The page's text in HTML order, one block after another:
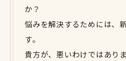
か？
悩みを解決するためには、
す。
貴方が、悪いわけではありま